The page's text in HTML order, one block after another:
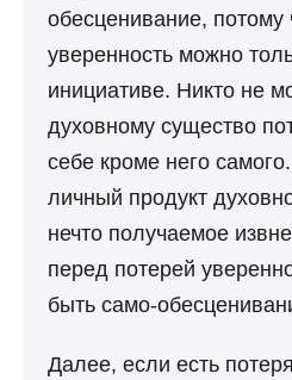
обесценивание, потому
уверенность можно
инициативе. Никто не
духовному существо
себе кроме него
личный продукт
нечто получаемое
перед потерей
быть само-
Далее, если есть